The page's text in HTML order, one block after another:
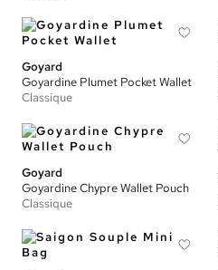
Goyard
Goyardine Plumet Pocket Wallet
Classique
Goyard
Goyardine Chypre Wallet Pouch
Classique